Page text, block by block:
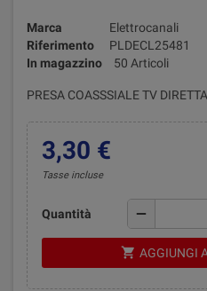
Marca
Elettrocanali
Riferimento
PLDECL25481
In magazzino
50 Articoli
PRESA COASSSIALE TV
3,30 €
Tasse incluse
Quantità remove
shopping_cart AGGIUNGI